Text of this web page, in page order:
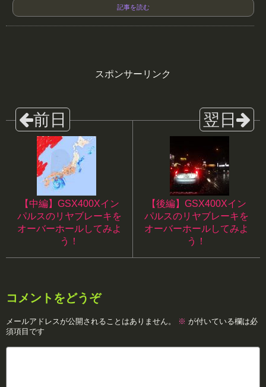
記事を読む
スポンサーリンク
【中編】GSX400Xイン
パルスのリヤブレーキを
オーバーホールしてみよ
う！
【後編】GSX400Xイン
パルスのリヤブレーキを
オーバーホールしてみよ
う！
コメントをどうぞ
メールアドレスが公開されることはありません。 ※ が付いている欄は必
須項目です